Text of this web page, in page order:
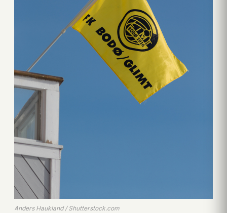
Anders Haukland / Shutterstock.com